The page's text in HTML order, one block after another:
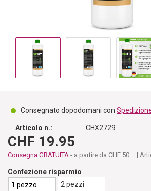
Consegnato dopodomani con
Articolo n.: CHX2729
CHF 19.95
Consegna GRATUITA - a partire da CHF 50.– |
Confezione risparmio
1 pezzo
2 pezzi